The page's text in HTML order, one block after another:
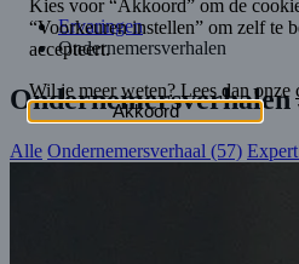
Ervaringen
Ondernemersverhalen
Ondernemersverhalen
Alle Ondernemersverhaal (57)